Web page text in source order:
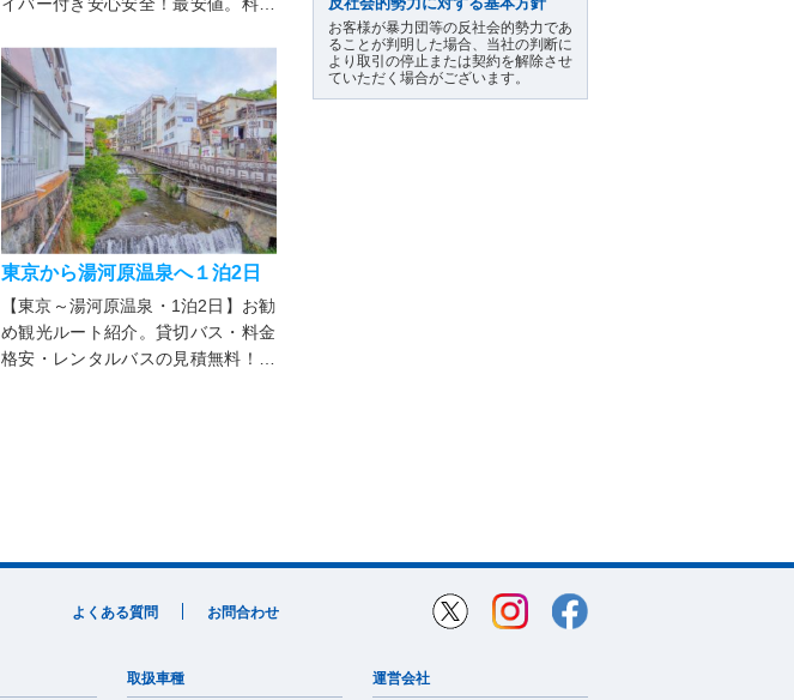
イバー付き安心安全！最安値。料金
小型バス・マイクロバス・サロンバ
ス・ジャンボタクシー等格安レンタ
ルバス。
東京から湯河原温泉へ１泊2日
【東京～湯河原温泉・1泊2日】お勧
め観光ルート紹介。貸切バス・料金
格安・レンタルバスの見積無料！大
お客様が暴力団等の反社会的勢力であ
ることが判明した場合、当社の判断に
より取引の停止または契約を解除させ
ていただく場合がございます。
よくある質問 お問合わせ
取扱車種 運営会社